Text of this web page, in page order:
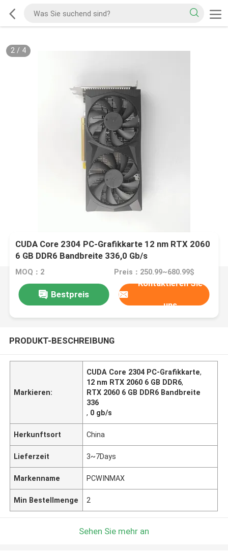
2/ 4
CUDA Core 2304 PC-Grafikkarte 12 nm RTX 2060
6 GB DDR6 Bandbreite 336,0 Gb/s
MOQ：2 Preis：250.99~680.99$
Bestpreis
Kontaktieren Sie
uns
PRODUKT-BESCHREIBUNG
Markieren:
CUDA Core 2304 PC-Grafikkarte,
12 nm RTX 2060 6 GB DDR6,
RTX 2060 6 GB DDR6 Bandbreite
336
, 0 gb/s
Herkunftsort China
Lieferzeit 3~7Days
Markenname PCWINMAX
Min Bestellmenge 2
Sehen Sie mehr an